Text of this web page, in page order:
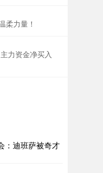
柔力量！
力资金净买入
：迪班萨被奇才